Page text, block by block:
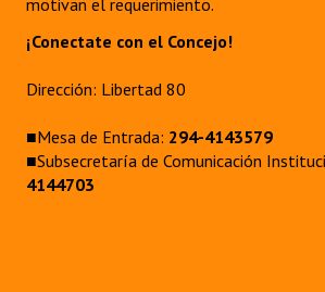
Entrega de distinciones
REFORMA DE LA CARTA ORGÁNICA
motivan el requerimiento.
¡Conectate con el Concejo!
Dirección: Libertad 80
■Mesa de Entrada: 294-4143579
■Subsecretaría de Comunicación
4144703